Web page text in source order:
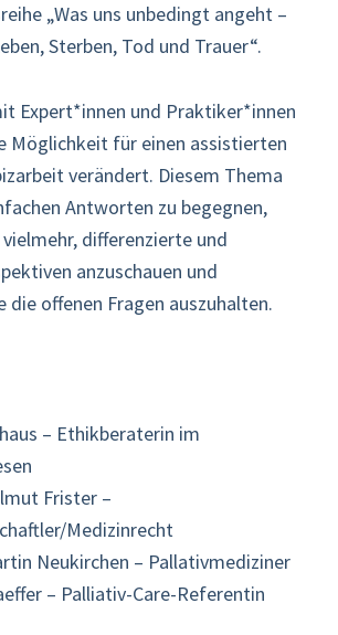
„Was uns unbedingt angeht –
Sterben, Tod und Trauer“.
Expert*innen und Praktiker*innen
Möglichkeit für einen assistierten
verändert. Diesem Thema
Antworten zu begegnen,
differenzierte und
anzuschauen und
die offenen Fragen auszuhalten.
– Ethikberaterin im
Frister –
Medizinrecht
Neukirchen – Pallativmediziner
– Palliativ-Care-Referentin